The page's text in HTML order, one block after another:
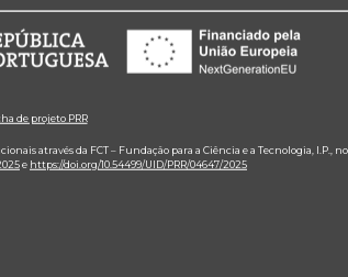
de projeto PRR
através da FCT – Fundação para a Ciência e a Tecnologia, I.P.,
e https://doi.org/10.54499/UID/PRR/04647/2025